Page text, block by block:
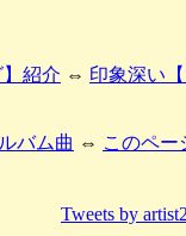
紹介 ⇔ 印象深い
バム曲 ⇔ このペー
Tweets by